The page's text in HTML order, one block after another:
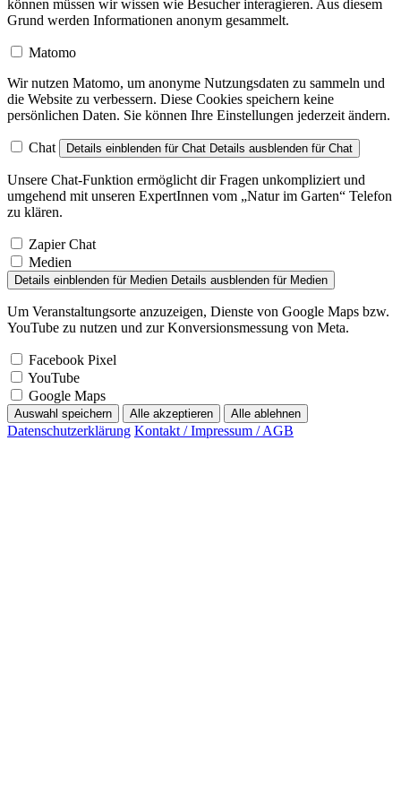
können müssen wir wissen wie Besucher interagieren. Aus diesem
Grund werden Informationen anonym gesammelt.
Matomo
Wir nutzen Matomo, um anonyme Nutzungsdaten zu sammeln und
die Website zu verbessern. Diese Cookies speichern keine
persönlichen Daten. Sie können Ihre Einstellungen jederzeit ändern.
Chat Details einblenden für Chat Details ausblenden für Chat
Unsere Chat-Funktion ermöglicht dir Fragen unkompliziert und
umgehend mit unseren ExpertInnen vom „Natur im Garten“ Telefon
zu klären.
Zapier Chat
Medien
Details einblenden für Medien Details ausblenden für Medien
Um Veranstaltungsorte anzuzeigen, Dienste von Google Maps bzw.
YouTube zu nutzen und zur Konversionsmessung von Meta.
Facebook Pixel
YouTube
Google Maps
Auswahl speichern Alle akzeptieren Alle ablehnen
Datenschutzerklärung Kontakt / Impressum / AGB